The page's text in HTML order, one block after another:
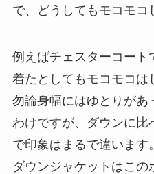
で、どうしてもモコモコ
例えばチェスターコート
着たとしてもモコモコは
勿論身幅にはゆとりがあ
わけですが、ダウンに
で印象はまるで違います。
ダウンジャケットはこの